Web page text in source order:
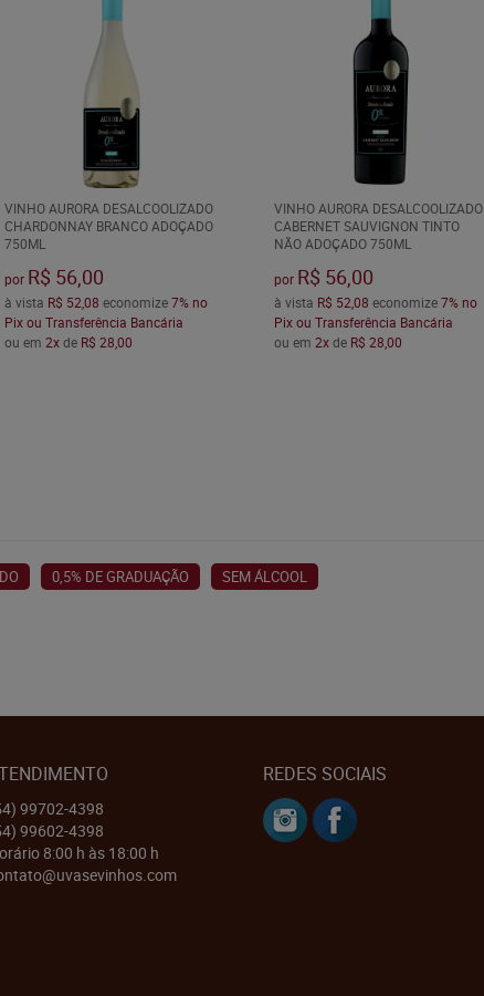
VINHO AURORA DESALCOOLIZADO
CHARDONNAY BRANCO ADOÇADO
750ML
por R$ 56,00
à vista R$ 52,08 economize7% no
Pix ou Transferência Bancária
ou em 2xde R$ 28,00
VINHO AURORA DESALCOOLIZADO
CABERNET SAUVIGNON TINTO
NÃO ADOÇADO 750ML
por R$ 56,00
à vista R$ 52,08 economize7% no
Pix ou Transferência Bancária
ou em 2xde R$ 28,00
0,5% DE GRADUAÇÃO
SEM ÁLCOOL
99702-4398
99602-4398
8:00 h às 18:00 h
REDES SOCIAIS